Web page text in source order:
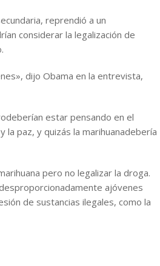
reprendió a un
considerar la legalización de
dijo Obama en la entrevista,
estar pensando en el
la paz, y quizás la marihuanadebería
pero no legalizar la droga.
ajóvenes
de sustancias ilegales, como la